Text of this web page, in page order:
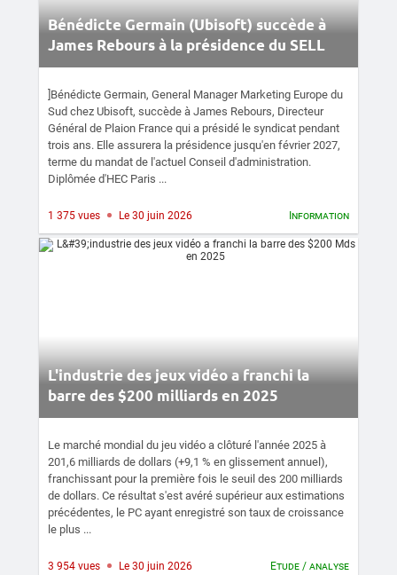
Bénédicte Germain (Ubisoft) succède à
James Rebours à la présidence du SELL
]Bénédicte Germain, General Manager Marketing Europe du
Sud chez Ubisoft, succède à James Rebours, Directeur
Général de Plaion France qui a présidé le syndicat pendant
trois ans. Elle assurera la présidence jusqu'en février 2027,
terme du mandat de l'actuel Conseil d'administration.
Diplômée d'HEC Paris ...
1 375 vues Le 30 juin 2026 Information
L'industrie des jeux vidéo a franchi la
barre des $200 milliards en 2025
Le marché mondial du jeu vidéo a clôturé l'année 2025 à
201,6 milliards de dollars (+9,1 % en glissement annuel),
franchissant pour la première fois le seuil des 200 milliards
de dollars. Ce résultat s'est avéré supérieur aux estimations
précédentes, le PC ayant enregistré son taux de croissance
le plus ...
3 954 vues Le 30 juin 2026 Etude / analyse